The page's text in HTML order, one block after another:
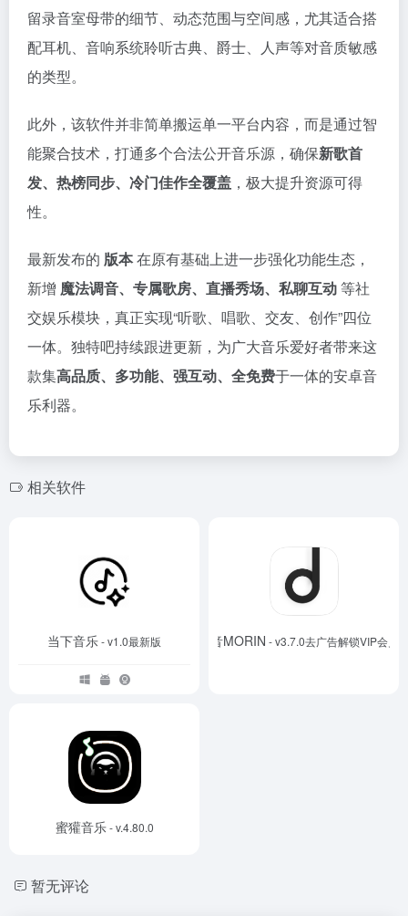
留录音室母带的细节、动态范围与空间感，尤其适合搭
配耳机、音响系统聆听古典、爵士、人声等对音质敏感
的类型。
此外，该软件并非简单搬运单一平台内容，而是通过智
能聚合技术，打通多个合法公开音乐源，确保新歌首
发、热榜同步、冷门佳作全覆盖 ，极大提升资源可得
性。
最新发布的 版本在原有基础上进一步强化功能生态，
新增 魔法调音、专属歌房、直播秀场、私聊互动 等社
交娱乐模块，真正实现“听歌、唱歌、交友、创作”四位
一体。独特吧持续跟进更新，为广大音乐爱好者带来这
款集高品质、多功能、强互动、全免费于一体的安卓音
乐利器。
相关软件
当下音乐- v1.0最新版 魔音MORIN - v3.7.0去广告解锁VIP会员
蜜獾音乐- v.4.80.0
暂无评论